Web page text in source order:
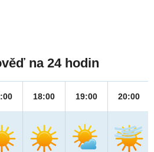
na 24 hodin
18:00 19:00 20:00